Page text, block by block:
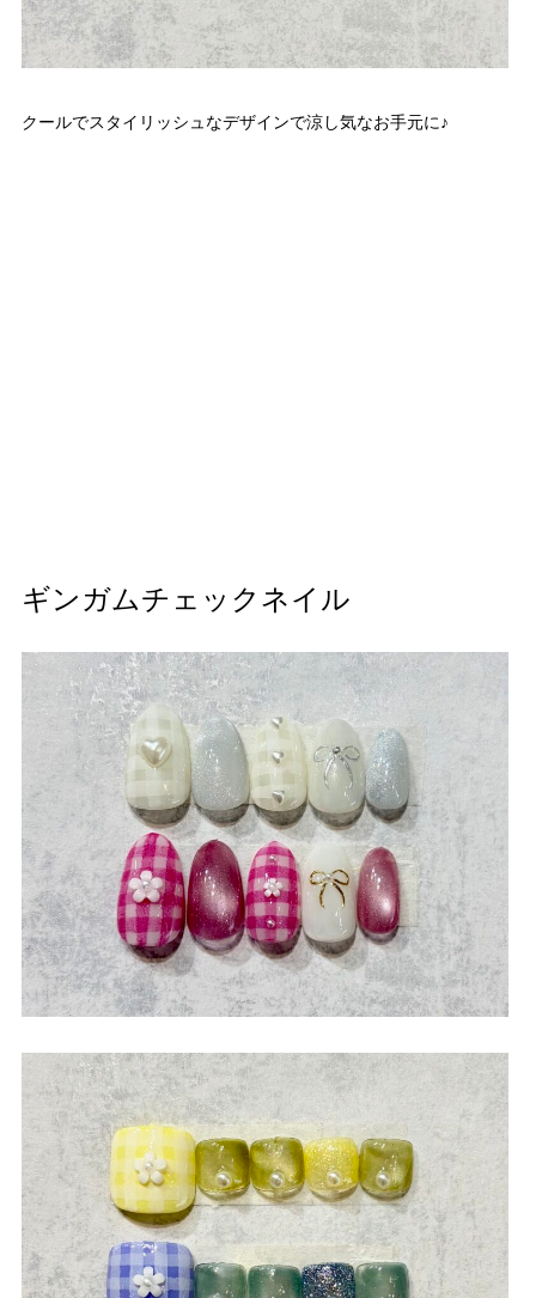
クールでスタイリッシュなデザインで涼し気なお手元に♪
ギンガムチェックネイル